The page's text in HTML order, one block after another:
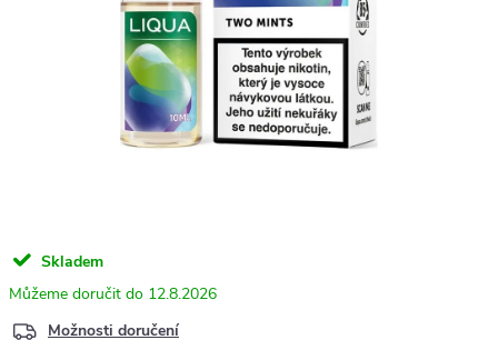
Skladem
12.8.2026
Možnosti doručení